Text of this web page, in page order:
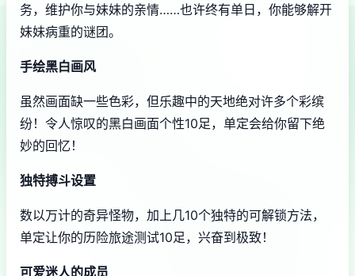
务，维护你与妹妹的亲情……也许终有单日，你能够解开
妹妹病重的谜团。
手绘黑白画风
虽然画面缺一些色彩，但乐趣中的天地绝对许多个彩缤
纷！令人惊叹的黑白画面个性10足，单定会给你留下绝
妙的回忆！
独特搏斗设置
数以万计的奇异怪物，加上几10个独特的可解锁方法，
单定让你的历险旅途测试10足，兴奋到极致！
可爱迷人的成员